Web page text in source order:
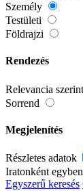
Személy
Testületi
Földrajzi
Rendezés
Relevancia szerint
Sorrend
Megjelenítés
Részletes adatok
Iratonként egyben
Egyszerű keresés